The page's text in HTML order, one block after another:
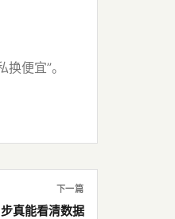
便宜”。
下一篇
真能看清数据